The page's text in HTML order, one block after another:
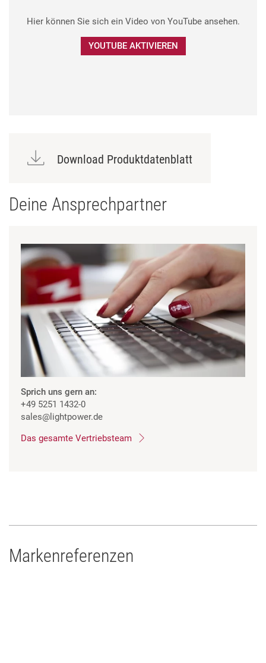
Hier können Sie sich ein Video von YouTube ansehen.
YOUTUBE AKTIVIEREN
Download Produktdatenblatt
Deine Ansprechpartner
Sprich uns gern an:
+49 5251 1432-0
sales@lightpower.de
Das gesamte Vertriebsteam
Markenreferenzen